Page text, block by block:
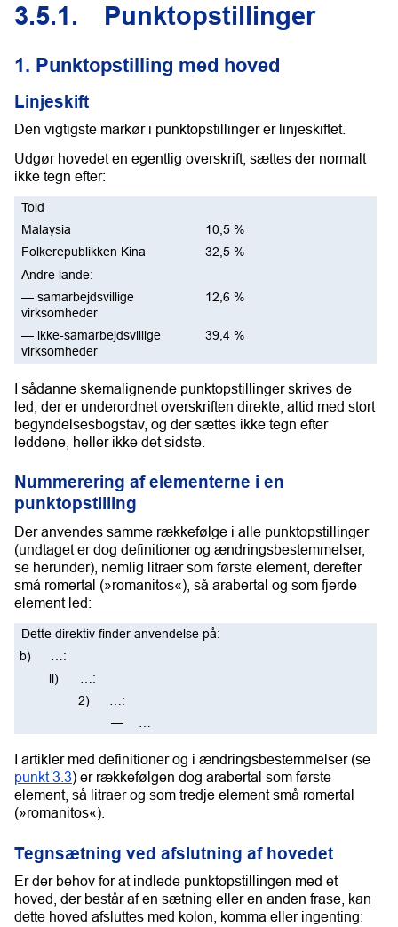
3.5.1. Punktopstillinger
1. Punktopstilling med hoved
Linjeskift
Den vigtigste markør i punktopstillinger er linjeskiftet.
Udgør hovedet en egentlig overskrift, sættes der normalt
ikke tegn efter:
Told
Malaysia
10,5 %
Folkerepublikken Kina
32,5 %
Andre lande:
— samarbejdsvillige
virksomheder
12,6 %
— ikke-samarbejdsvillige
virksomheder
39,4 %
I sådanne skemalignende punktopstillinger skrives de
led, der er underordnet overskriften direkte, altid med stort
begyndelsesbogstav, og der sættes ikke tegn efter
leddene, heller ikke det sidste.
Nummerering af elementerne i en
punktopstilling
Der anvendes samme rækkefølge i alle punktopstillinger
(undtaget er dog definitioner og ændringsbestemmelser,
se herunder), nemlig litraer som første element, derefter
små romertal (»romanitos«), så arabertal og som fjerde
element led:
Dette direktiv finder anvendelse på:
…:
…:
…:
…
I artikler med definitioner og i ændringsbestemmelser (se
punkt 3.3) er rækkefølgen dog arabertal som første
element, så litraer og som tredje element små romertal
(»romanitos«).
Tegnsætning ved afslutning af hovedet
Er der behov for at indlede punktopstillingen med et
hoved, der består af en sætning eller en anden frase, kan
dette hoved afsluttes med kolon, komma eller ingenting: